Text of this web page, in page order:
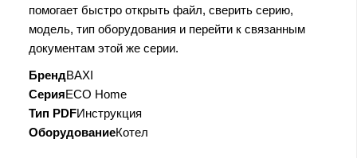
помогает быстро открыть файл, сверить серию,
модель, тип оборудования и перейти к связанным
документам этой же серии.
БрендBAXI
СерияECO Home
Тип PDFИнструкция
ОборудованиеКотел